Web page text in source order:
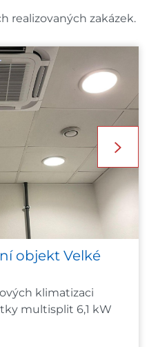
realizovaných zakázek.
objekt Velké
klimatizaci
multisplit 6,1 kW